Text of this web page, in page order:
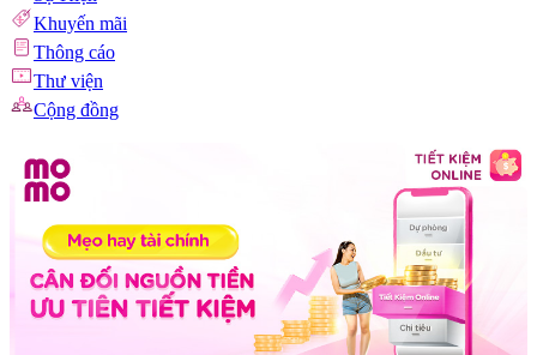
Khuyến mãi
Thông cáo
Thư viện
Cộng đồng